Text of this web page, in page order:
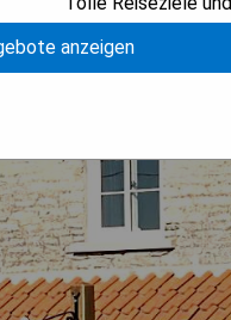
anzeigen